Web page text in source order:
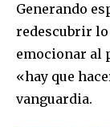
Generando
redescubrir lo
emocionar al
«hay que
vanguardia.